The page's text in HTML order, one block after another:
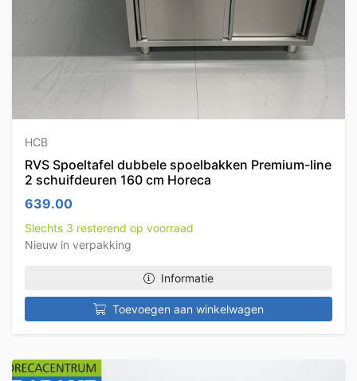
HCB
RVS Spoeltafel dubbele spoelbakken Premium-line
2 schuifdeuren 160 cm Horeca
639.00
Slechts 3 resterend op voorraad
Nieuw in verpakking
Informatie
Toevoegen aan winkelwagen